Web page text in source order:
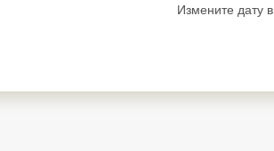
Измените дату